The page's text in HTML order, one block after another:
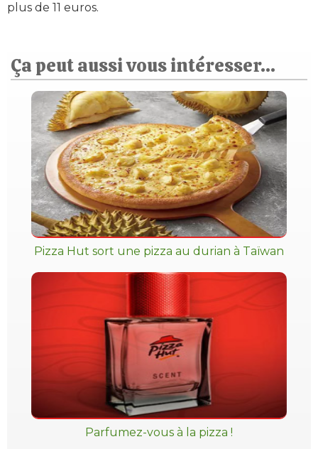
plus de 11 euros.
Ça peut aussi vous intéresser...
Pizza Hut sort une pizza au durian à Taïwan
Parfumez-vous à la pizza !